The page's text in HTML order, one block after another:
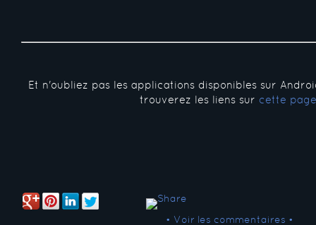
Et n'oubliez pas les applications disponibles sur
trouverez les liens sur cette page
• Voir les commentaires •